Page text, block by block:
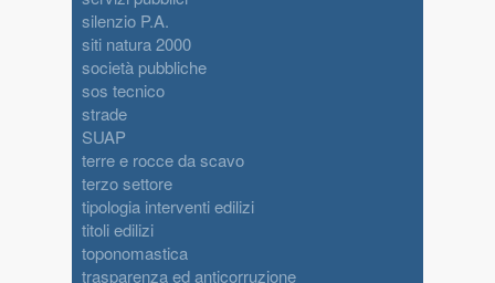
silenzio P.A.
siti natura 2000
società pubbliche
sos tecnico
strade
SUAP
terre e rocce da scavo
terzo settore
tipologia interventi edilizi
titoli edilizi
toponomastica
trasparenza ed anticorruzione